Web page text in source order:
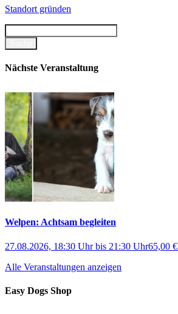
Standort gründen
Nächste Veranstaltung
Welpen: Achtsam begleiten
27.08.2026, 18:30 Uhrbis 21:30 Uhr65,00 €
Alle Veranstaltungen anzeigen
Easy Dogs Shop